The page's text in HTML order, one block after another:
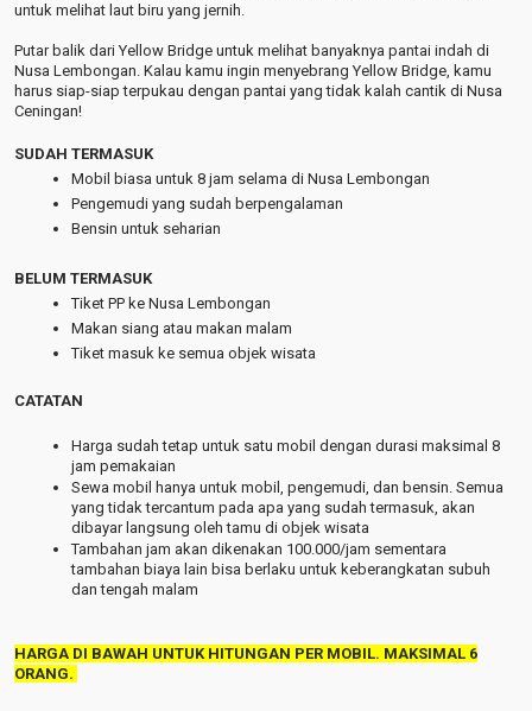
untuk melihat laut biru yang jernih.
Putar balik dari Yellow Bridge untuk melihat banyaknya pantai indah di
Nusa Lembongan. Kalau kamu ingin menyebrang Yellow Bridge, kamu
harus siap-siap terpukau dengan pantai yang tidak kalah cantik di Nusa
Ceningan!
SUDAH TERMASUK
Mobil biasa untuk 8 jam selama di Nusa Lembongan
Pengemudi yang sudah berpengalaman
Bensin untuk seharian
BELUM TERMASUK
Tiket PP ke Nusa Lembongan
Makan siang atau makan malam
Tiket masuk ke semua objek wisata
CATATAN
Harga sudah tetap untuk satu mobil dengan durasi maksimal 8
jam pemakaian
Sewa mobil hanya untuk mobil, pengemudi, dan bensin. Semua
yang tidak tercantum pada apa yang sudah termasuk, akan
dibayar langsung oleh tamu di objek wisata
Tambahan jam akan dikenakan 100.000/jam sementara
tambahan biaya lain bisa berlaku untuk keberangkatan subuh
dan tengah malam
HARGA DI BAWAH UNTUK HITUNGAN PER MOBIL. MAKSIMAL 6
ORANG.